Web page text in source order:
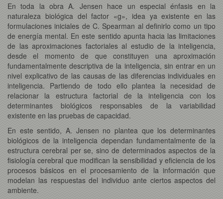
En toda la obra A. Jensen hace un especial énfasis en la
naturaleza biológica del factor «g», idea ya existente en las
formulaciones iniciales de C. Spearman al definirlo como un tipo
de energía mental. En este sentido apunta hacia las limitaciones
de las aproximaciones factoriales al estudio de la inteligencia,
desde el momento de que constituyen una aproximación
fundamentalmente descriptiva de la inteligencia, sin entrar en un
nivel explicativo de las causas de las diferencias individuales en
inteligencia. Partiendo de todo ello plantea la necesidad de
relacionar la estructura factorial de la inteligencia con los
determinantes biológicos responsables de la variabilidad
existente en las pruebas de capacidad.
En este sentido, A. Jensen no plantea que los determinantes
biológicos de la inteligencia dependan fundamentalmente de la
estructura cerebral per se, sino de determinados aspectos de la
fisiología cerebral que modifican la sensibilidad y eficiencia de los
procesos básicos en el procesamiento de la información que
modelan las respuestas del individuo ante ciertos aspectos del
ambiente.